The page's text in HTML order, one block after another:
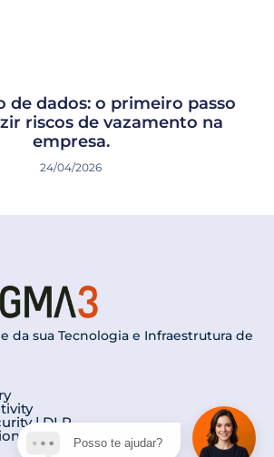
de dados: o primeiro passo
riscos de vazamento na
empresa.
24/04/2026
da sua Tecnologia e Infraestrutura de
| DLP
| RPA Posso te ajudar?